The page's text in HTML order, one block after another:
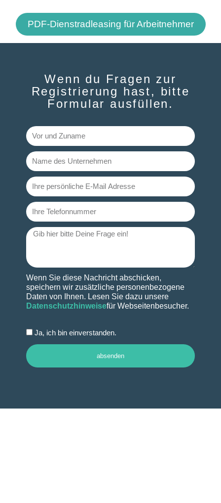
PDF-Dienstradleasing für Arbeitnehmer
Wenn du Fragen zur
Registrierung hast, bitte
Formular ausfüllen.​
Wenn Sie diese Nachricht abschicken,
speichern wir zusätzliche personenbezogene
Daten von Ihnen. Lesen Sie dazu unsere
Datenschutzhinweisefür Webseitenbesucher.
Ja, ich bin einverstanden.
absenden